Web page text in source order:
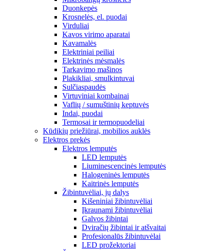
Duonkepės
Krosnelės, el. puodai
Virduliai
Kavos virimo aparatai
Kavamalės
Elektriniai peiliai
Elektrinės mėsmalės
Tarkavimo mašinos
Plakikliai, smulkintuvai
Sulčiaspaudės
Virtuviniai kombainai
Vaflių / sumuštinių keptuvės
Indai, puodai
Termosai ir termopuodeliai
Kūdikių priežiūrai, mobilios auklės
Elektros prekės
Elektros lemputės
LED lemputės
Liuminescencinės lemputės
Halogeninės lemputės
Kaitrinės lemputės
Žibintuvėliai, jų dalys
Kišeniniai žibintuvėliai
Įkraunami žibintuvėliai
Galvos žibintai
Dviračių žibintai ir atšvaitai
Profesionalūs žibintuvėlai
LED prožektoriai